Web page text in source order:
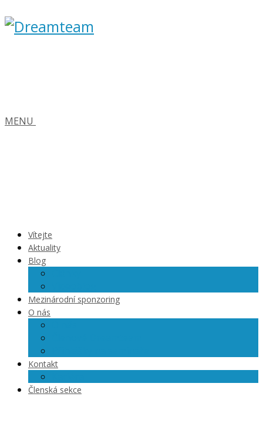
MENU
Vítejte
Aktuality
Blog
Mezinárodní sponzoring
O nás
Kontakt
Členská sekce